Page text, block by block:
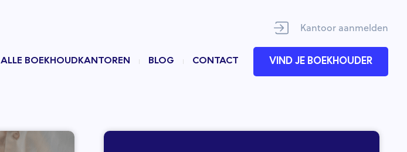
Kantoor aanmelden
ALLE BOEKHOUDKANTOREN BLOG CONTACT VIND JE BOEKHOUDER